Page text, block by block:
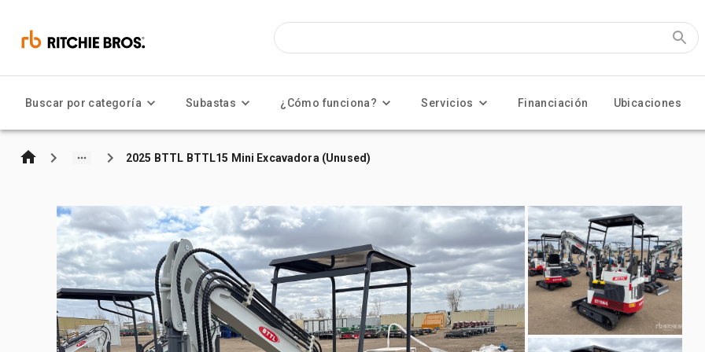
Buscar por categoría Subastas ¿Cómo funciona? Servicios Financiación Ubicaciones
2025 BTTL BTTL15 Mini Excavadora (Unused)